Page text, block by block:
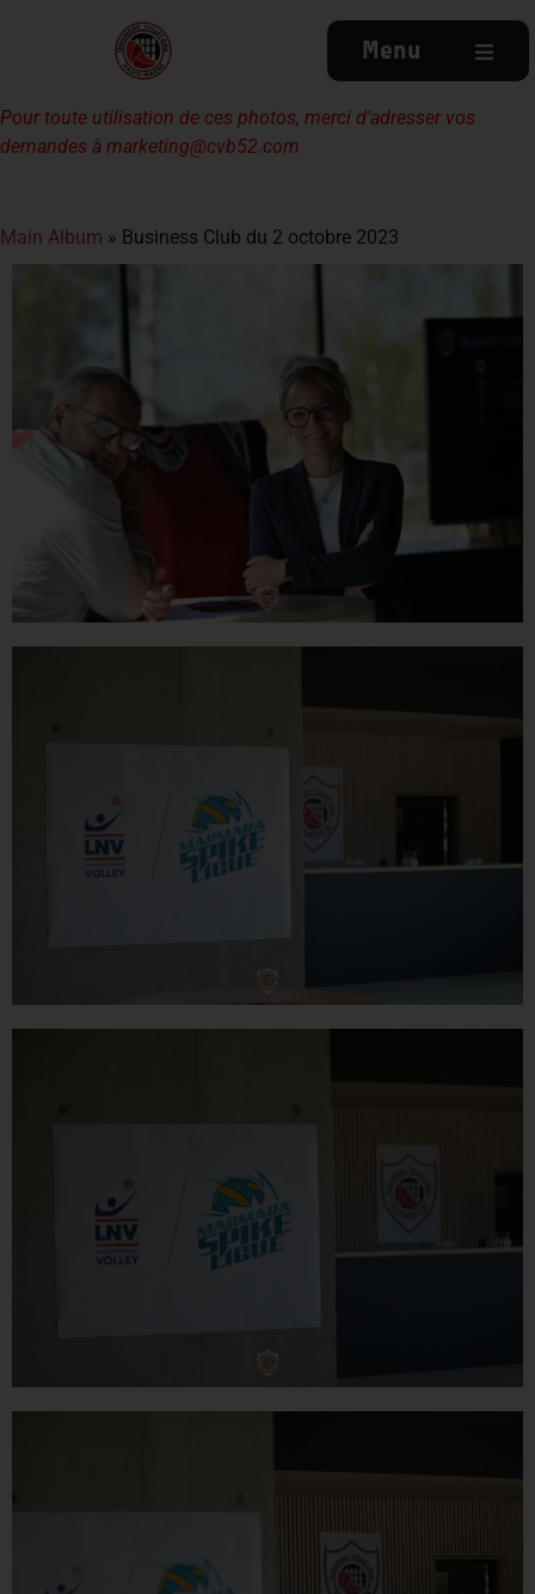
Menu
Pour toute utilisation de ces photos, merci d’adresser vos
demandes à marketing@cvb52.com
Main Album » Business Club du 2 octobre 2023